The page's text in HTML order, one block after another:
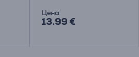
машин
Цена:
13.99 €